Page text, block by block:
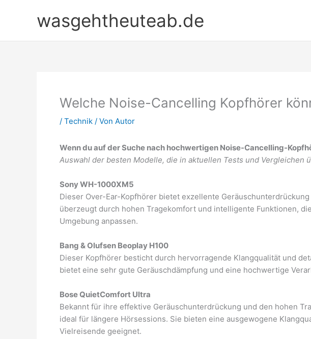
wasgehtheuteab.de
Welche Noise-Cancelling Kopfhörer
/ Technik / Von Autor
Wenn du auf der Suche nach hochwertigen Noise-Cancelling-
Auswahl der besten Modelle, die in aktuellen Tests und Vergleichen
Sony WH-1000XM5
Dieser Over-Ear-Kopfhörer bietet exzellente
überzeugt durch hohen Tragekomfort und intelligente Funktionen,
Umgebung anpassen.
Bang & Olufsen Beoplay H100
Dieser Kopfhörer besticht durch hervorragende Klangqualität und
bietet eine sehr gute Geräuschdämpfung und eine hochwertige
Bose QuietComfort Ultra
Bekannt für ihre effektive Geräuschunterdrückung und den hohen
ideal für längere Hörsessions. Sie bieten eine ausgewogene
Vielreisende geeignet.